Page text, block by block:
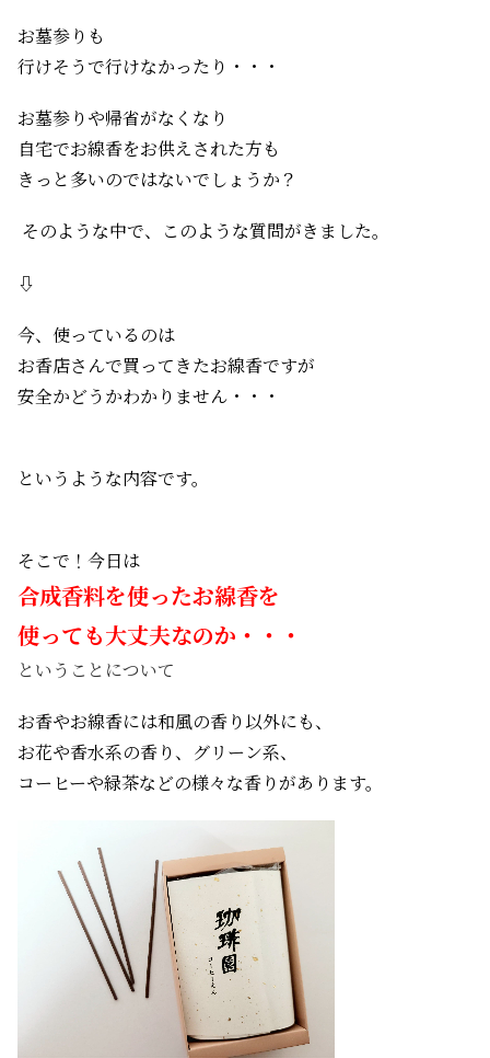
お墓参りも
行けそうで行けなかったり・・・
お墓参りや帰省がなくなり
自宅でお線香をお供えされた方も
きっと多いのではないでしょうか？
そのような中で、このような質問がきました。
⇩
今、使っているのは
お香店さんで買ってきたお線香ですが
安全かどうかわかりません・・・
というような内容です。
そこで！今日は
合成香料を使ったお線香を
使っても大丈夫なのか・・・
ということについて
お香やお線香には和風の香り以外にも、
お花や香水系の香り、グリーン系、
コーヒーや緑茶などの様々な香りがあります。